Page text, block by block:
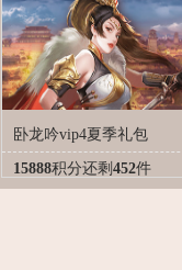
卧龙吟vip4夏季礼包
15888积分还剩 452件